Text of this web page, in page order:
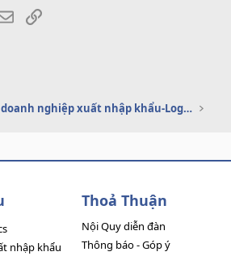
EmailLink
Dịch vụ doanh nghiệp xuất nhập khẩu-Logistics
nhập khẩu
Thoả Thuận
Nội Quy diễn đàn
Thông báo - Góp ý